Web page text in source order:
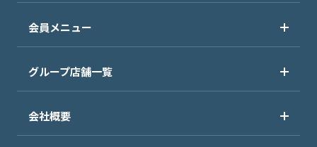
会員メニュー
グループ店舗一覧
会社概要